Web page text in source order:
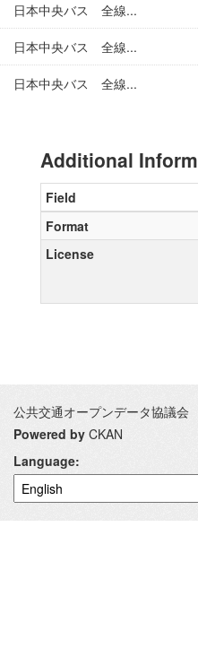
日本中央バス 全線...
日本中央バス 全線...
日本中央バス 全線...
Additional
Field
Format
License
公共交通オープンデータ協議会
Powered by CKAN
Language